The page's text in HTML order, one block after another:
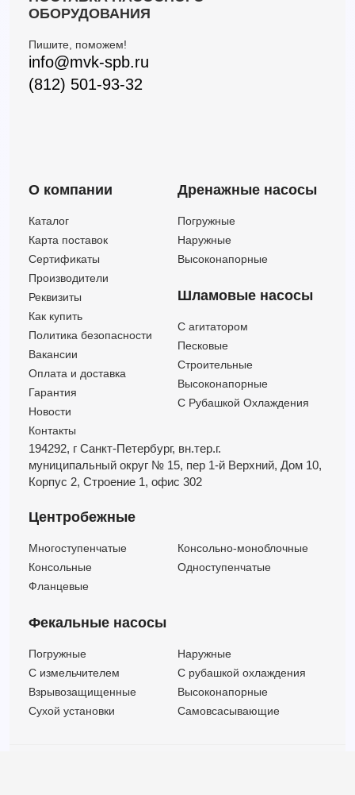
ОБОРУДОВАНИЯ
Пишите, поможем!
info@mvk-spb.ru
(812) 501-93-32
О компании
Каталог
Карта поставок
Сертификаты
Производители
Реквизиты
Как купить
Политика безопасности
Вакансии
Оплата и доставка
Гарантия
Новости
Контакты
Дренажные насосы
Погружные
Наружные
Высоконапорные
Шламовые насосы
C агитатором
Песковые
Строительные
Высоконапорные
С Рубашкой Охлаждения
194292, г Санкт-Петербург, вн.тер.г.
муниципальный округ № 15, пер 1-й Верхний, Дом 10,
Корпус 2, Строение 1, офис 302
Центробежные
Многоступенчатые
Консольно-моноблочные
Консольные
Одноступенчатые
Фланцевые
Фекальные насосы
Погружные
Наружные
C измельчителем
С рубашкой охлаждения
Взрывозащищенные
Высоконапорные
Сухой установки
Самовсасывающие